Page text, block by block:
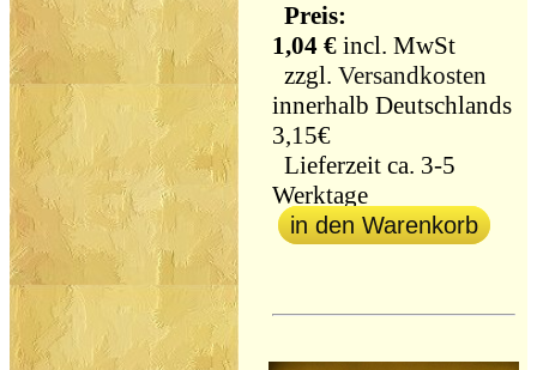
Preis:
1,04 € incl. MwSt
zzgl.Versandkosten
innerhalb Deutschlands
3,15€
Lieferzeit ca. 3-5
Werktage
in den Warenkorb